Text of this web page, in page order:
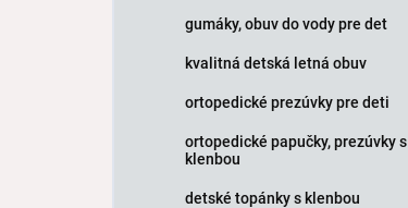
gumáky, obuv do vody pre det
kvalitná detská letná obuv
ortopedické prezúvky pre deti
ortopedické papučky, prezúvky s
klenbou
detské topánky s klenbou